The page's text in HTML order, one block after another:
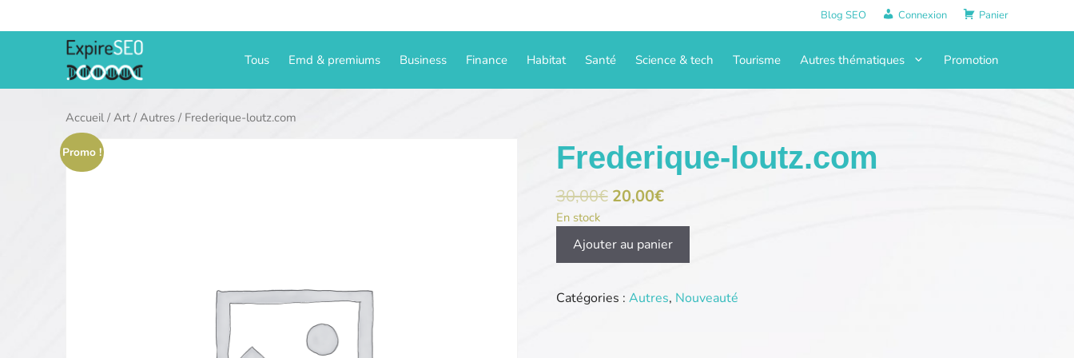
au
Blog SEO Connexion Panier
Tous Emd & premiums Business Finance Habitat Santé Science & tech Tourisme Autres thématiques Promotion
Accueil/Art /Autres / Frederique-loutz.com
Promo ! Frederique-loutz.com
30,00€ 20,00€
En stock
quantité
loutz.com
Ajouter au panier
Catégories : Autres, Nouveauté